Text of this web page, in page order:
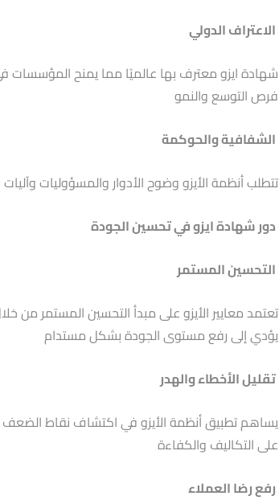
الاعتراف الدولي
شهادة ايزو معترف بها عالميًا مما يمنح المؤسسات
فرص التوسع والنمو
الشفافية والحوكمة
تتطلب أنظمة الأيزو وضوح الأدوار والمسؤوليات
دور شهادة ايزو في تحسين الجودة
التحسين المستمر
تعتمد معايير الأيزو على مبدأ التحسين المستمر من
يؤدي إلى رفع مستوى الجودة بشكل مستدام
تقليل الأخطاء والهدر
يساهم تطبيق أنظمة الأيزو في اكتشاف نقاط الضعف
على التكاليف والكفاءة
رفع رضا العملاء